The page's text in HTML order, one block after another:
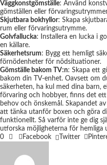
Väggkonstgömställe: Använd
gömställen eller
Skjutbara bokhyllor: Skapa
rum eller förvaringsutrymme.
Golvfallucka: Installera en lucka i
en källare.
Säkerhetsrum: Bygg ett hemligt
förnödenheter för nödsituationer.
Gömställe bakom TV:n: Skapa ett
bakom din TV-enhet. Oavsett om
säkerheten, ha kul med dina barn,
förvaring och hobbyer, finns det
behov och önskemål. Skapandet
att tänka utanför boxen och göra
funktionellt. Så varför inte ge dig
utforska möjligheterna för hemliga
0
Facebook Twitter